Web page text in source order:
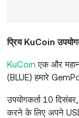
प्रिय KuCoin
KuCoin एक और
(BLUE) हमारे
उपयोगकर्ता 10
करने के लिए अपने